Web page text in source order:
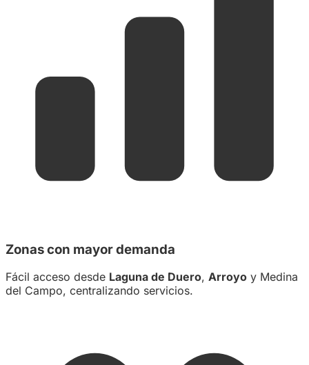
Zonas con mayor demanda
Fácil acceso desde Laguna de Duero, Arroyo y Medina
del Campo, centralizando servicios.